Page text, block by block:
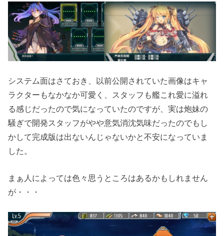
システム面はさておき、以前公開されていた画像はキャ
ラクターもなかなか可愛く、スタッフも艦これ愛に溢れ
る感じだったので気になっていたのですが、実は炮妹の
騒ぎで開発スタッフがやや意気消沈気味だったのでもし
かして完成版は出ないんじゃないかと不安になっていま
した。
まぁ人によっては色々思うところはあるかもしれません
が・・・